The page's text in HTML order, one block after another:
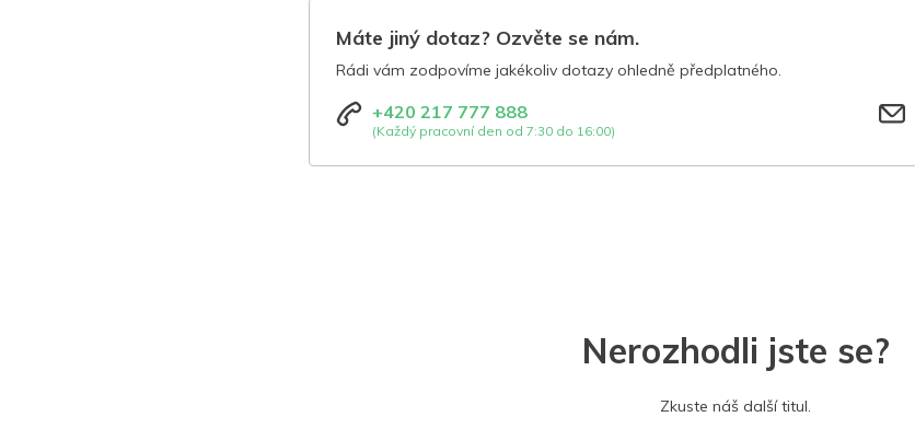
Máte jiný dotaz? Ozvěte se nám.
Rádi vám zodpovíme jakékoliv dotazy ohledně předplatného.
+420 217 777 888
(Každý pracovní den od 7:30 do 16:00)
Nerozhodli jste se?
Zkuste náš další titul.